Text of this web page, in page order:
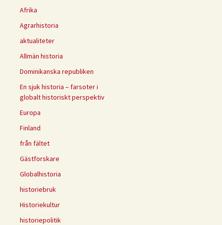
Afrika
Agrarhistoria
aktualiteter
Allmän historia
Dominikanska republiken
En sjuk historia – farsoter i
globalt historiskt perspektiv
Europa
Finland
från fältet
Gästforskare
Globalhistoria
historiebruk
Historiekultur
historiepolitik